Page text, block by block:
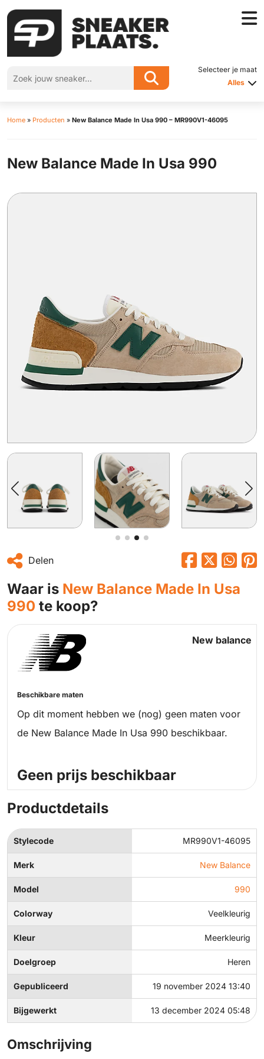
Selecteer je maat
Alles
Home » Producten » New Balance Made In Usa 990 – MR990V1-46095
New Balance Made In Usa 990
Delen
Waar is New Balance Made In Usa
990 te koop?
New balance
Beschikbare maten
Op dit moment hebben we (nog) geen maten voor
de New Balance Made In Usa 990 beschikbaar.
Geen prijs beschikbaar
Productdetails
Stylecode MR990V1-46095
Merk New Balance
Model 990
Colorway Veelkleurig
Kleur Meerkleurig
Doelgroep Heren
Gepubliceerd 19 november 2024 13:40
Bijgewerkt 13 december 2024 05:48
Omschrijving